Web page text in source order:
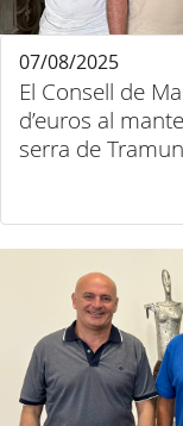
El Consell de
d’euros al
serra de
07/08/2025